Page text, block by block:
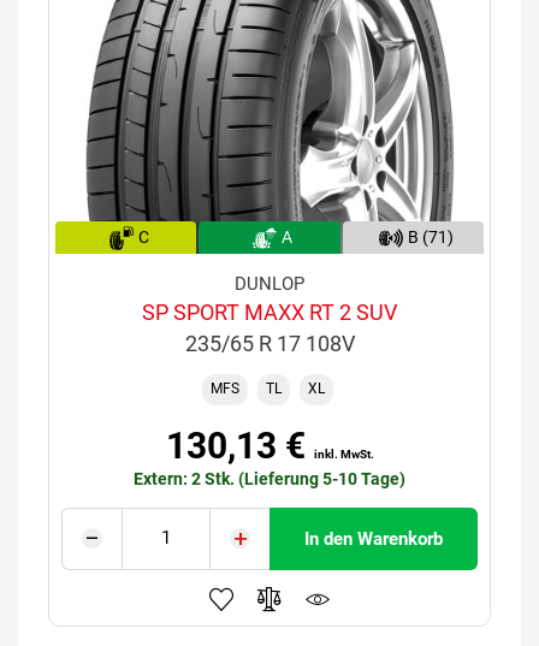
C A B (71)
DUNLOP
SP SPORT MAXX RT 2 SUV
235/65 R 17 108V
MFS TL XL
130,13 € inkl. MwSt.
Extern: 2 Stk. (Lieferung 5-10 Tage)
In den Warenkorb